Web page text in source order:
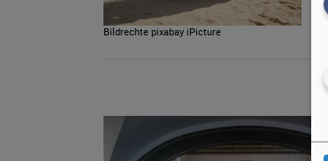
Bildrechte pixabay iPicture